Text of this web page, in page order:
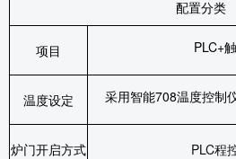
配置分类
项目 PLC+
温度设定 采用智能708温度控制
炉门开启方式 PLC程